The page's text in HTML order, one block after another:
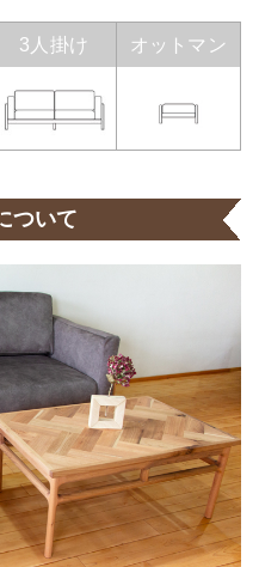
3人掛け オットマン
ついて